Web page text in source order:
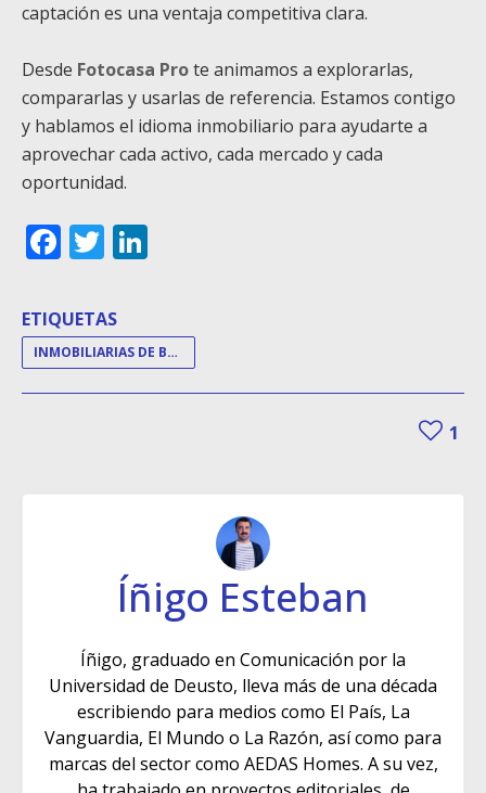
captación es una ventaja competitiva clara.
Desde Fotocasa Prote animamos a explorarlas,
compararlas y usarlas de referencia. Estamos contigo
y hablamos el idioma inmobiliario para ayudarte a
aprovechar cada activo, cada mercado y cada
oportunidad.
Facebook
Twitter
ETIQUETAS
INMOBILIARIAS DE BANCOS
1
Íñigo Esteban
Íñigo, graduado en Comunicación por la
Universidad de Deusto, lleva más de una década
escribiendo para medios como El País, La
Vanguardia, El Mundo o La Razón, así como para
marcas del sector como AEDAS Homes. A su vez,